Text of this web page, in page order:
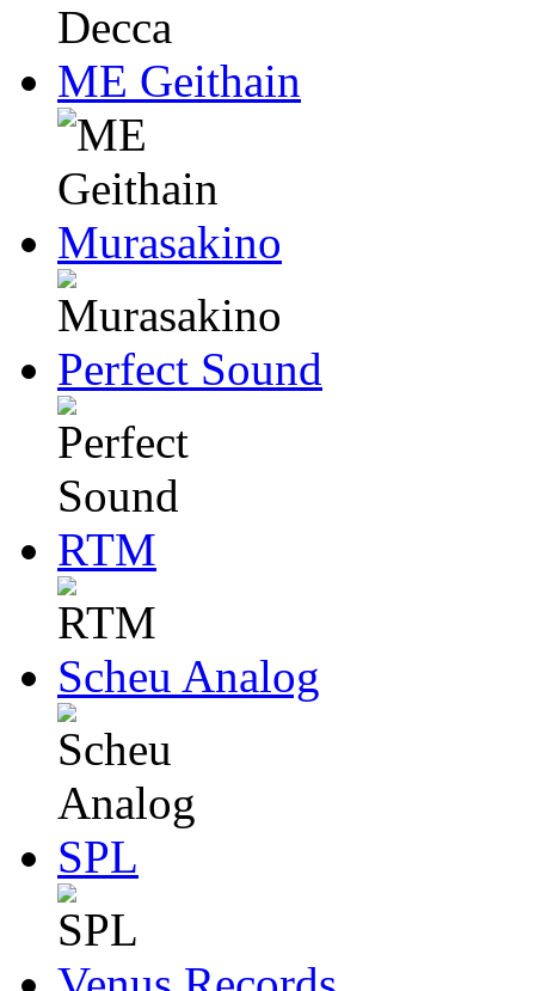
ME Geithain
Murasakino
Perfect Sound
RTM
Scheu Analog
SPL